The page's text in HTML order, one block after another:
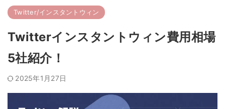
Twitter/インスタントウィン
Twitterインスタントウィン費用相場
5社紹介！
2025年1月27日